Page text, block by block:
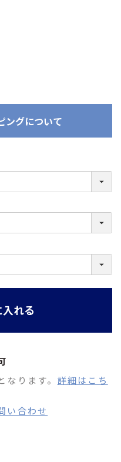
ングについて
れる
ります。 詳細はこち
い合わせ